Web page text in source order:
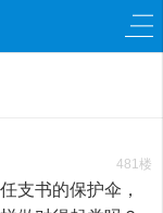
481楼
支书的保护伞，